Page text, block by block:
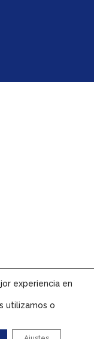
experiencia en
utilizamos o